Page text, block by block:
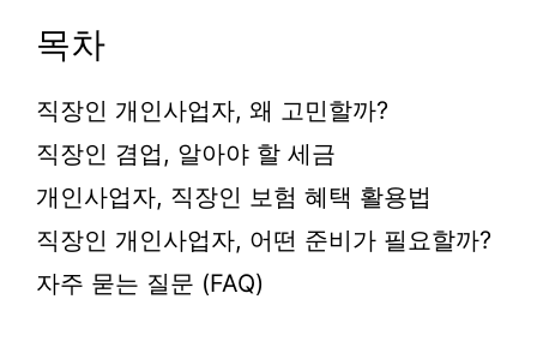
목차
직장인 개인사업자, 왜 고민할까?
직장인 겸업, 알아야 할 세금
개인사업자, 직장인 보험 혜택 활용법
직장인 개인사업자, 어떤 준비가 필요할까?
자주 묻는 질문 (FAQ)